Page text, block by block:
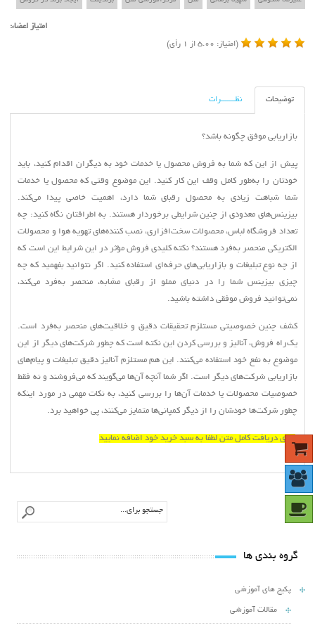
ساعت از کار افتاده هم روزی دوبار زمان را
صحیح نشان میدهد.
بکوش تا فردی با ارزش شوی. آلبرت
امتیاز اعضاء:
(امتیاز: 5.00 از 1 رأی)
توضیحات نظـــــــرات
بازاریابی موفق چگونه باشد؟
پیش از این‌ که شما به فروش محصول یا خدمات خود به دیگران اقدام کنید، باید
خودتان را به‌طور کامل وقف این کار کنید. این موضوع وقتی‌ که محصول یا خدمات
شما شباهت زیادی به محصول رقبای شما دارد، اهمیت خاصی پیدا می‌کند.
بیزینس‌های معدودی از چنین شرایطی برخوردار هستند. به اطرافتان نگاه کنید: چه
تعداد فروشگاه لباس، محصولات سخت‌افزاری، نصب کننده‌های تهویه هوا و محصولات
الکتریکی منحصر به‌فرد هستند؟ نکته کلیدی فروش مؤثر در این شرایط این است که
از چه نوع تبلیغات و بازاریابی‌های حرفه‌ای استفاده کنید. اگر نتوانید بفهمید که چه
چیزی بیزینس شما را در دنیای مملو از رقبای مشابه، منحصر به‌فرد می‌کند،
نمی‌توانید فروش موفقی داشته باشید.
کشف چنین خصوصیتی مستلزم تحقیقات دقیق و خلاقیت‌های منحصر به‌فرد است.
یک‌راه فروش، آنالیز و بررسی کردن این نکته است که چطور شرکت‌های دیگر از این
موضوع به نفع خود استفاده می‌کنند. این هم مستلزم آنالیز دقیق تبلیغات و پیام‌های
بازاریابی شرکت‌های دیگر است. اگر شما آنچه آن‌ها می‌گویند که می‌فروشند و نه‌ فقط
خصوصیات محصولات یا خدمات آن‌ها را بررسی کنید، به نکات مهمی در مورد اینکه
چطور شرکت‌ها خودشان را از دیگر کمپانی‌ها متمایز می‌کنند، پی خواهید برد.
برای دریافت کامل متن لطفا به سبد خرید خود اضافه نمایید
گروه بندی ها
پکیج های آموزشی
مقالات آموزشی